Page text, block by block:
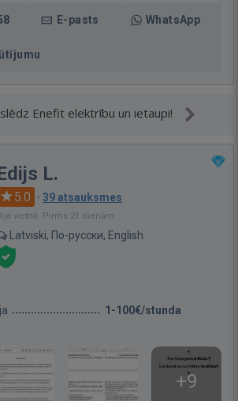
E-pasts WhatsApp
Enefit elektrību un ietaupi!
L.
5.0 · 39 atsauksmes
vietnē: Pirms 21 dienām
Latviski, По-русски, English
1-100€/stunda
+9